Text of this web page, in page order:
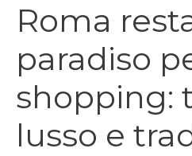
Roma
paradiso
shopping:
lusso e